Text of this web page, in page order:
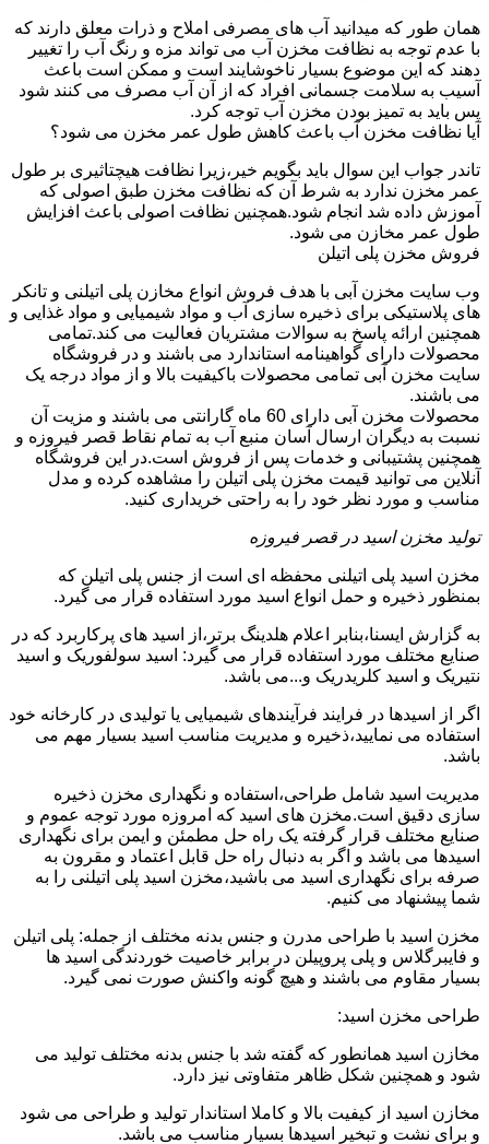
همان طور که میدانید آب های مصرفی املاح و ذرات معلق دارند که
با عدم توجه به نظافت مخزن آب می تواند مزه و رنگ آب را تغییر
دهند که این موضوع بسیار ناخوشایند است و ممکن است باعث
آسیب به سلامت جسمانی افراد که از آن آب مصرف می کنند شود
پس باید به تمیز بودن مخزن آب توجه کرد.
آیا نظافت مخزن آب باعث کاهش طول عمر مخزن می شود؟
تاندر جواب این سوال باید بگویم خیر،زیرا نظافت هیچتاثیری بر طول
عمر مخزن ندارد به شرط آن که نظافت مخزن طبق اصولی که
آموزش داده شد انجام شود.همچنین نظافت اصولی باعث افزایش
طول عمر مخازن می شود.
فروش مخزن پلی اتیلن
وب سایت مخزن آبی با هدف فروش انواع مخازن پلی اتیلنی و تانکر
های پلاستیکی برای ذخیره سازی آب و مواد شیمیایی و مواد غذایی و
همچنین ارائه پاسخ به سوالات مشتریان فعالیت می کند.تمامی
محصولات دارای گواهینامه استاندارد می باشند و در فروشگاه
سایت مخزن آبی تمامی محصولات باکیفیت بالا و از مواد درجه یک
می باشند.
محصولات مخزن آبی دارای 60 ماه گارانتی می باشند و مزیت آن
نسبت به دیگران ارسال آسان منبع آب به تمام نقاط قصر فیروزه و
همچنین پشتیبانی و خدمات پس از فروش است.در این فروشگاه
آنلاین می توانید قیمت مخزن پلی اتیلن را مشاهده کرده و مدل
مناسب و مورد نظر خود را به راحتی خریداری کنید.
تولید مخزن اسید در قصر فیروزه
مخزن اسید پلی اتیلنی محفظه ای است از جنس پلی اتیلن که
بمنظور ذخیره و حمل انواع اسید مورد استفاده قرار می گیرد.
به گزارش ایسنا،بنابر اعلام هلدینگ برتر،از اسید های پرکاربرد که در
صنایع مختلف مورد استفاده قرار می گیرد: اسید سولفوریک و اسید
نتیریک و اسید کلریدریک و...می باشد.
اگر از اسیدها در فرایند فرآیندهای شیمیایی یا تولیدی در کارخانه خود
استفاده می نمایید،ذخیره و مدیریت مناسب اسید بسیار مهم می
باشد.
مدیریت اسید شامل طراحی،استفاده و نگهداری مخزن ذخیره
سازی دقیق است.مخزن های اسید که امروزه مورد توجه عموم و
صنایع مختلف قرار گرفته یک راه حل مطمئن و ایمن برای نگهداری
اسیدها می باشد و اگر به دنبال راه حل قابل اعتماد و مقرون به
صرفه برای نگهداری اسید می باشید،مخزن اسید پلی اتیلنی را به
شما پیشنهاد می کنیم.
مخزن اسید با طراحی مدرن و جنس بدنه مختلف از جمله: پلی اتیلن
و فایبرگلاس و پلی پروپیلن در برابر خاصیت خوردندگی اسید ها
بسیار مقاوم می باشند و هیچ گونه واکنش صورت نمی گیرد.
طراحی مخزن اسید:
مخازن اسید همانطور که گفته شد با جنس بدنه مختلف تولید می
شود و همچنین شکل ظاهر متفاوتی نیز دارد.
مخازن اسید از کیفیت بالا و کاملا استاندار تولید و طراحی می شود
و برای نشت و تبخیر اسیدها بسیار مناسب می باشد.